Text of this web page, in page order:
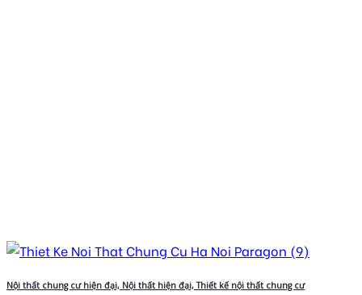
Nội thất chung cư hiện đại, Nội thất hiện đại, Thiết kế nội thất chung cư